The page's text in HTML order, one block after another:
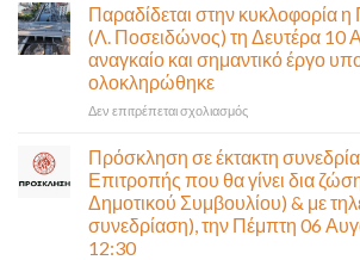
Παραδίδεται στην κυκλοφορία
(Λ. Ποσειδώνος) τη Δευτέρα 10
αναγκαίο και σημαντικό έργο
ολοκληρώθηκε
Δεν επιτρέπεται σχολιασμόςστο
κυκλοφορία
η
Παλαιά
Παραλιακή
Πρόσκληση σε έκτακτη
Επιτροπής που θα γίνει δια
Δημοτικού Συμβουλίου) & με
συνεδρίαση), την Πέμπτη 06
12:30